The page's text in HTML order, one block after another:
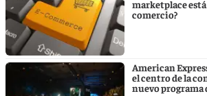
marketplace
comercio?
American
el centro de la
nuevo programa